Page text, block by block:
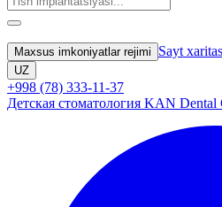
Maxsus imkoniyatlar rejimi Sayt
UZ
+998 (78) 333-11-37
Детская стоматология KAN Dental